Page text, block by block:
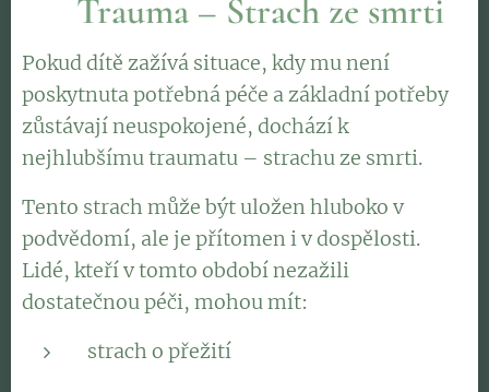
Trauma – Strach ze smrti
Pokud dítě zažívá situace, kdy mu není
poskytnuta potřebná péče a základní potřeby
zůstávají neuspokojené, dochází k
nejhlubšímu traumatu – strachu ze smrti.
Tento strach může být uložen hluboko v
podvědomí, ale je přítomen i v dospělosti.
Lidé, kteří v tomto období nezažili
dostatečnou péči, mohou mít:
strach o přežití